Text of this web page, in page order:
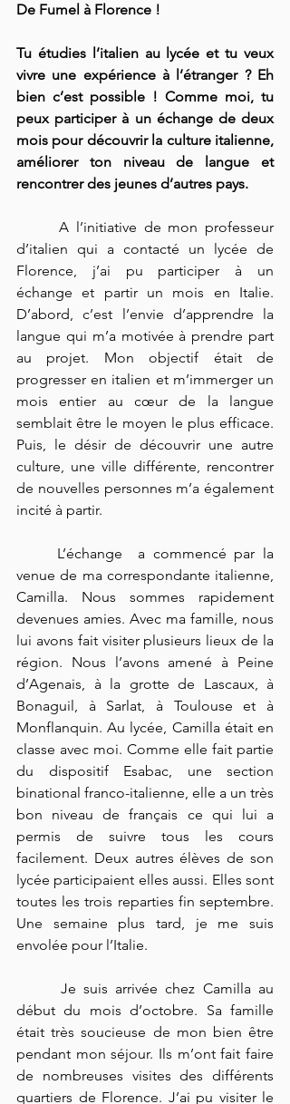
De Fumel à Florence !
Tu étudies l’italien au lycée et tu veux
vivre une expérience à l’étranger ? Eh
bien c’est possible ! Comme moi, tu
peux participer à un échange de deux
mois pour découvrir la culture italienne,
améliorer ton niveau de langue et
rencontrer des jeunes d’autres pays.
d’italien qui a contacté un lycée de
Florence, j’ai pu participer à un
échange et partir un mois en Italie.
D’abord, c’est l’envie d’apprendre la
langue qui m’a motivée à prendre part
au projet. Mon objectif était de
progresser en italien et m’immerger un
mois entier au cœur de la langue
semblait être le moyen le plus efficace.
Puis, le désir de découvrir une autre
culture, une ville différente, rencontrer
de nouvelles personnes m’a également
venue de ma correspondante italienne,
Camilla. Nous sommes rapidement
devenues amies. Avec ma famille, nous
lui avons fait visiter plusieurs lieux de la
région. Nous l’avons amené à Peine
d’Agenais, à la grotte de Lascaux, à
Bonaguil, à Sarlat, à Toulouse et à
Monflanquin. Au lycée, Camilla était en
classe avec moi. Comme elle fait partie
du dispositif Esabac, une section
binational franco-italienne, elle a un très
bon niveau de français ce qui lui a
permis de suivre tous les cours
facilement. Deux autres élèves de son
lycée participaient elles aussi. Elles sont
toutes les trois reparties fin septembre.
Une semaine plus tard, je me suis
début du mois d’octobre. Sa famille
était très soucieuse de mon bien être
pendant mon séjour. Ils m’ont fait faire
de nombreuses visites des différents
quartiers de Florence. J’ai pu visiter le